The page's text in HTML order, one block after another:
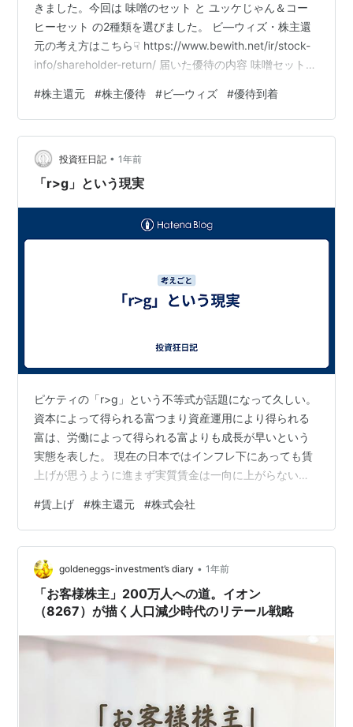
きました。今回は 味噌のセット と ユッケじゃん＆コー
ヒーセット の2種類を選びました。 ビ―ウィズ・株主還
元の考え方はこちら☟ https://www.bewith.net/ir/stock-
info/shareholder-return/ 届いた優待の内容 味噌セット
たので、今回はちょうど良いタイミングで選びました。
届いた味噌はしっかりと香りがあり、優しい塩気でごは
んにも合いそうです。 ユッケじゃん＆コーヒーセット ユ
ッケじゃんはお店で食べるくらい好きなメニュー。コー
ヒーもよく飲むので…
#株主還元 #株主優待 #ビ―ウィズ #優待到着
投資狂日記 • 1年前
「r>g」という現実
ピケティの「r>g」という不等式が話題になって久しい。
資本によって得られる富つまり資産運用により得られる
富は、労働によって得られる富よりも成長が早いという
実態を表した。 現在の日本ではインフレ下にあっても賃
上げが思うように進まず実質賃金は一向に上がらないで
的に進めている。株式を持つ者と持たない者との差が広
がりつつあり、まさに「r>g」という現実が突き付けられ
ている。 むろんこういう状態は望ましい状態とはいえな
いので政治がなんとかするべきなのだろう。だがいくら
政治に期待したところで期待通りになるかはわからな
い。 なぜ労働者の賃上げが進まず、株主へ…
#賃上げ #株主還元 #株式会社
goldeneggs-investment’s diary • 1年前
「お客様株主」200万人への道。イオン
（8267）が描く人口減少時代のリテール戦略